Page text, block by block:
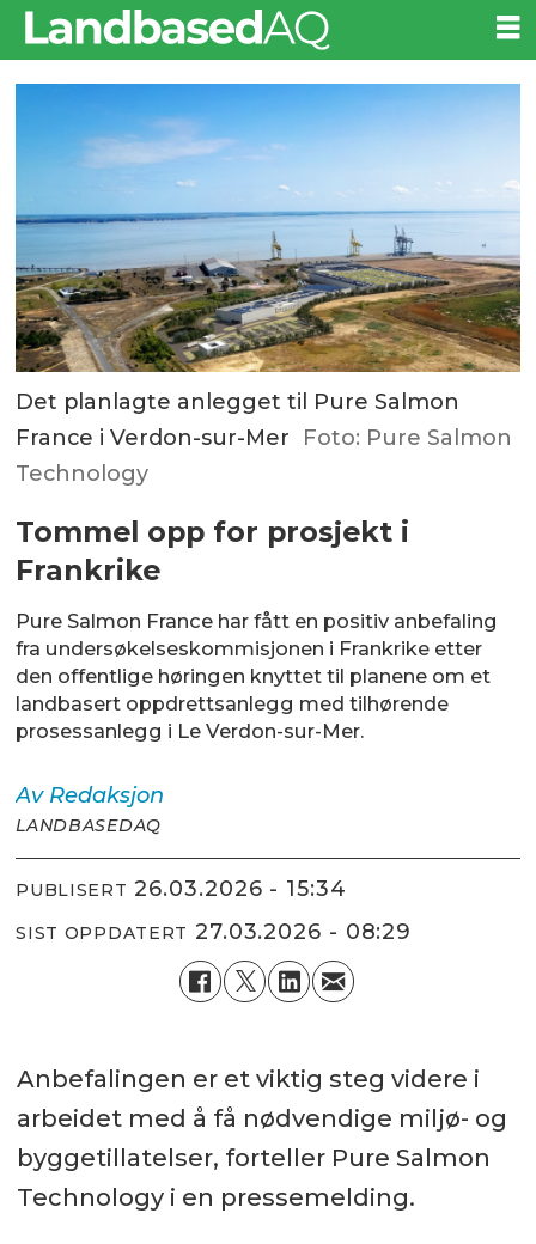
Det planlagte anlegget til Pure Salmon
France i Verdon-sur-Mer
Foto: Pure Salmon
Technology
Tommel opp for prosjekt i
Frankrike
Pure Salmon France har fått en positiv anbefaling
fra undersøkelseskommisjonen i Frankrike etter
den offentlige høringen knyttet til planene om et
landbasert oppdrettsanlegg med tilhørende
prosessanlegg i Le Verdon-sur-Mer.
Av Redaksjon
LANDBASEDAQ
PUBLISERT 26.03.2026 - 15:34
SIST OPPDATERT 27.03.2026 - 08:29
Anbefalingen er et viktig steg videre i
arbeidet med å få nødvendige miljø- og
byggetillatelser, forteller Pure Salmon
Technology i en pressemelding.